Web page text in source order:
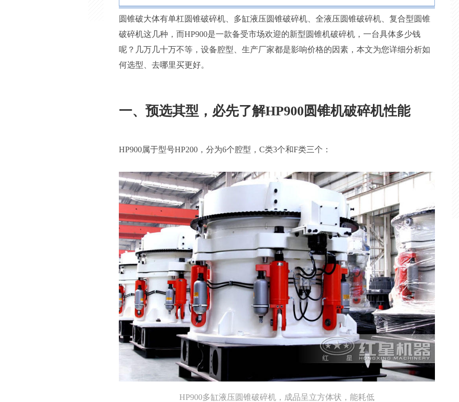
圆锥破大体有单杠圆锥破碎机、多缸液压圆锥破碎机、全液压圆锥破碎机、复合型圆锥
破碎机这几种，而HP900是一款备受市场欢迎的新型圆锥机破碎机，一台具体多少钱
呢？几万几十万不等，设备腔型、生产厂家都是影响价格的因素，本文为您详细分析如
何选型、去哪里买更好。
一、预选其型，必先了解HP900圆锥机破碎机性能
HP900属于型号HP200，分为6个腔型，C类3个和F类三个：
HP900多缸液压圆锥破碎机，成品呈立方体状，能耗低